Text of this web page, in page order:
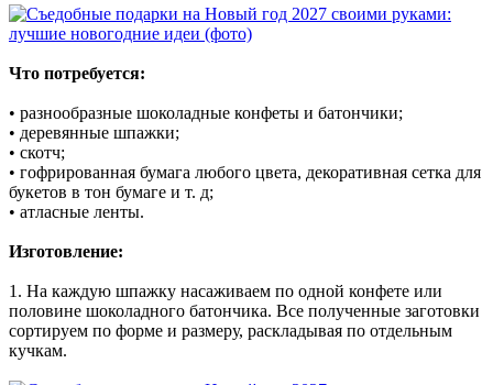
Что потребуется:
• разнообразные шоколадные конфеты и батончики;
• деревянные шпажки;
• скотч;
• гофрированная бумага любого цвета, декоративная сетка для
букетов в тон бумаге и т. д;
• атласные ленты.
Изготовление:
1. На каждую шпажку насаживаем по одной конфете или
половине шоколадного батончика. Все полученные заготовки
сортируем по форме и размеру, раскладывая по отдельным
кучкам.